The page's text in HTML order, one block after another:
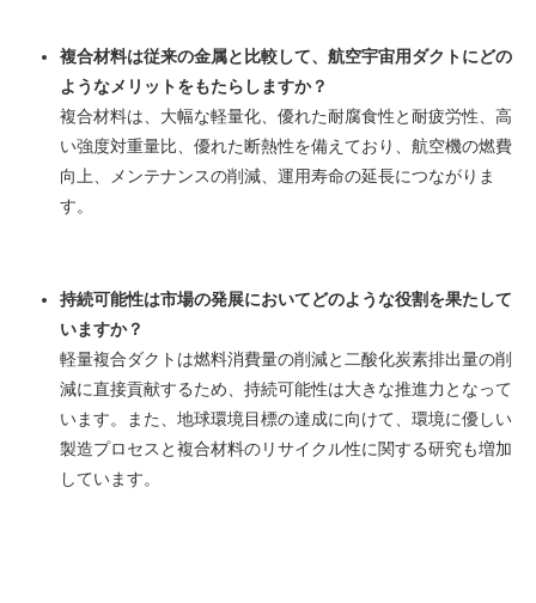
複合材料は従来の金属と比較して、航空宇宙用ダクトにどの
ようなメリットをもたらしますか？
複合材料は、大幅な軽量化、優れた耐腐食性と耐疲労性、高
い強度対重量比、優れた断熱性を備えており、航空機の燃費
向上、メンテナンスの削減、運用寿命の延長につながりま
す。
持続可能性は市場の発展においてどのような役割を果たして
いますか？
軽量複合ダクトは燃料消費量の削減と二酸化炭素排出量の削
減に直接貢献するため、持続可能性は大きな推進力となって
います。また、地球環境目標の達成に向けて、環境に優しい
製造プロセスと複合材料のリサイクル性に関する研究も増加
しています。